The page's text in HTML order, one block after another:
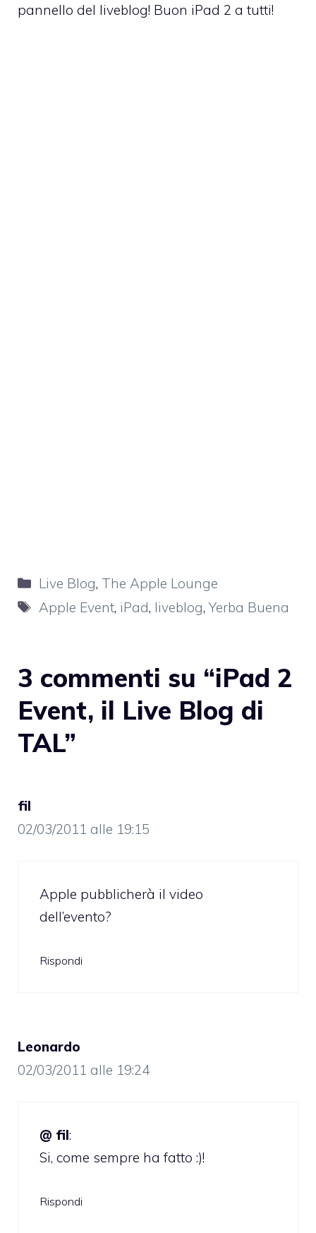
pannello del liveblog! Buon iPad 2 a tutti!
Categorie
Live Blog, The Apple Lounge
Tag
Apple Event, iPad, liveblog,Yerba Buena
3 commenti su “iPad 2
Event, il Live Blog di
TAL”
fil
02/03/2011 alle 19:15
Apple pubblicherà il video
dell’evento?
Rispondi
Leonardo
02/03/2011 alle 19:24
@ fil:
Si, come sempre ha fatto :)!
Rispondi